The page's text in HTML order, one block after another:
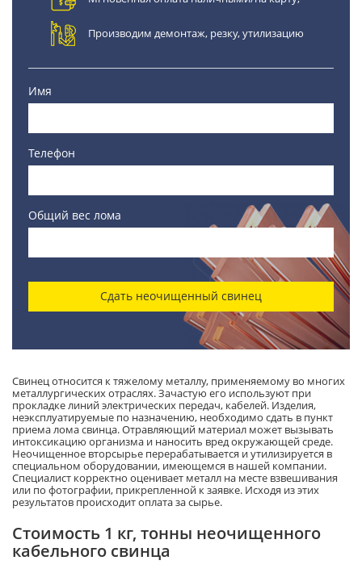
Производим демонтаж, резку, утилизацию
Имя
Телефон
Общий вес лома
Сдать неочищенный свинец
Свинец относится к тяжелому металлу, применяемому во многих
металлургических отраслях. Зачастую его используют при
прокладке линий электрических передач, кабелей. Изделия,
неэксплуатируемые по назначению, необходимо сдать в пункт
приема лома свинца. Отравляющий материал может вызывать
интоксикацию организма и наносить вред окружающей среде.
Неочищенное вторсырье перерабатывается и утилизируется в
специальном оборудовании, имеющемся в нашей компании.
Специалист корректно оценивает металл на месте взвешивания
или по фотографии, прикрепленной к заявке. Исходя из этих
результатов происходит оплата за сырье.
Стоимость 1 кг, тонны неочищенного
кабельного свинца